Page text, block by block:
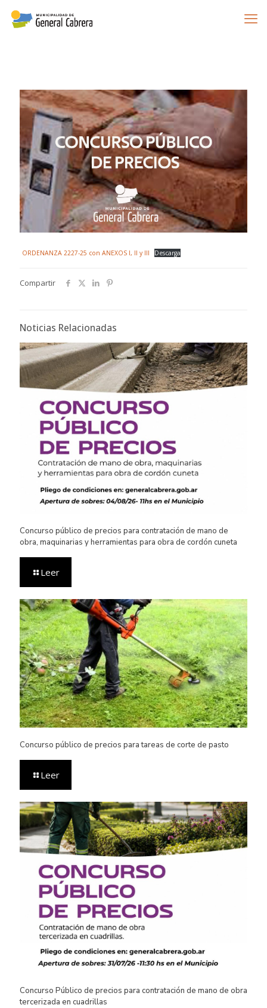
ORDENANZA 2227-25 con ANEXOS I, II y III Descarga
Compartir
Noticias Relacionadas
Concurso público de precios para contratación de mano de
obra, maquinarias y herramientas para obra de cordón cuneta
Leer
Concurso público de precios para tareas de corte de pasto
Leer
Concurso Público de precios para contratación de mano de obra
tercerizada en cuadrillas